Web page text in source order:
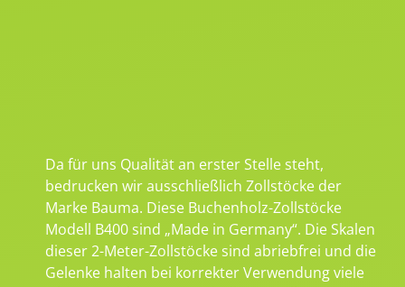
Da für uns Qualität an erster Stelle steht,
bedrucken wir ausschließlich Zollstöcke der
Marke Bauma. Diese Buchenholz-Zollstöcke
Modell B400 sind „Made in Germany“. Die Skalen
dieser 2-Meter-Zollstöcke sind abriebfrei und die
Gelenke halten bei korrekter Verwendung viele